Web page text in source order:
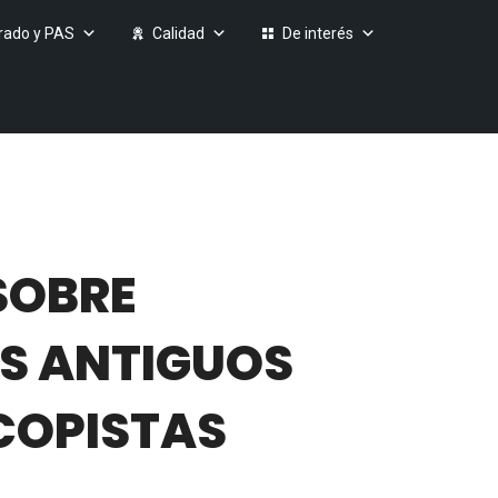
y PAS Calidad De interés
ANTIGUOS